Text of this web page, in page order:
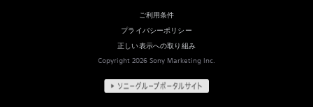
ご利用条件
プライバシーポリシー
正しい表示への取り組み
Copyright 2026 Sony Marketing Inc.